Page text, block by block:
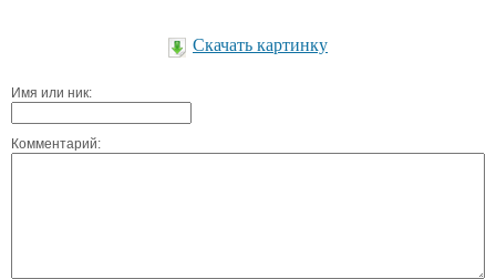
Скачать картинку
Имя или ник:
Комментарий: